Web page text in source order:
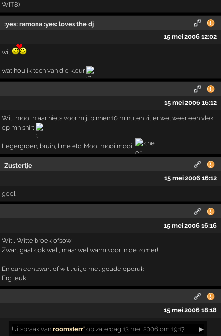
WIT8)
:yes: ramona :yes: loves the dj
15 mei 2006 12:02
wit
wat hou ik toch van die kleur
15 mei 2006 16:12
Wit...mooi maar niets voor mij...binnen 10 minuten zit er wel weer een vlek
op mn shirt
Legergroen, bruin, lime etc. Mooi mooi mooi!
Zustertje
15 mei 2006 16:12
geel
15 mei 2006 16:16
Wit,, Witte broek ofsow
Zwart gaat ook wel,, maar wel warm voor in de zomer!
En dan een zwart of wit truitje met goude opdruk!
Erg leuk!
15 mei 2006 18:18
Uitspraak vanroomsterr' op zaterdag 13 mei 2006 om 19:17: ▶